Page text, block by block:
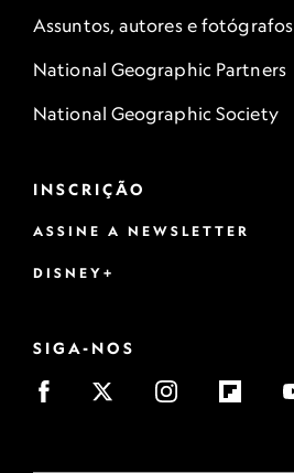
Assuntos, autores e fotógrafos
National Geographic Partners
National Geographic Society
INSCRIÇÃO
ASSINE A NEWSLETTER
DISNEY+
SIGA-NOS